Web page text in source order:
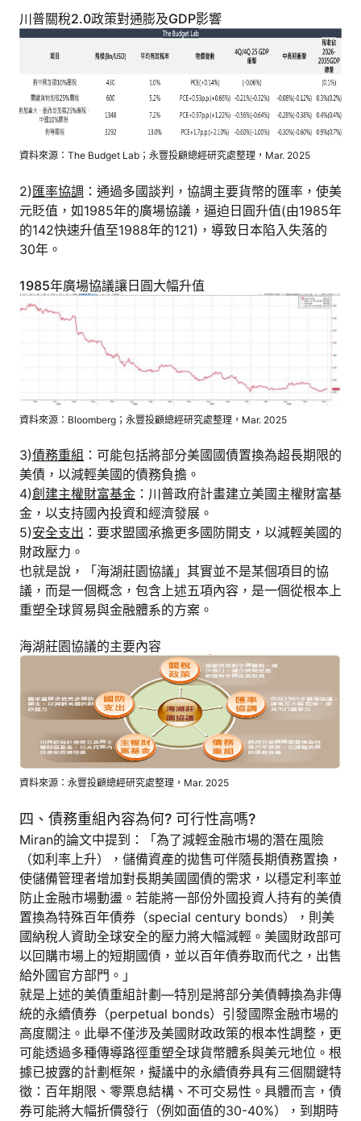
川普關稅2.0政策對通膨及GDP影響
資料來源：The Budget Lab；永豐投顧總經研究處整理，Mar. 2025
2)匯率協調 ：通過多國談判，協調主要貨幣的匯率，使美
元貶值，如1985年的廣場協議，逼迫日圓升值(由1985年
的142快速升值至1988年的121)，導致日本陷入失落的
30年。
1985年廣場協議讓日圓大幅升值
資料來源：Bloomberg；永豐投顧總經研究處整理，Mar. 2025
3)債務重組 ：可能包括將部分美國國債置換為超長期限的
美債，以減輕美國的債務負擔。
4)創建主權財富基金 ：川普政府計畫建立美國主權財富基
金，以支持國內投資和經濟發展。
5)安全支出 ：要求盟國承擔更多國防開支，以減輕美國的
財政壓力。
也就是說，「海湖莊園協議」其實並不是某個項目的協
議，而是一個概念，包含上述五項內容，是一個從根本上
重塑全球貿易與金融體系的方案。
海湖莊園協議的主要內容
資料來源：永豐投顧總經研究處整理，Mar. 2025
四、債務重組內容為何? 可行性高嗎?
Miran的論文中提到：「為了減輕金融市場的潛在風險
（如利率上升），儲備資產的拋售可伴隨長期債務置換，
使儲備管理者增加對長期美國國債的需求，以穩定利率並
防止金融市場動盪。若能將一部份外國投資人持有的美債
置換為特殊百年債券（special century bonds），則美
國納稅人資助全球安全的壓力將大幅減輕。美國財政部可
以回購市場上的短期國債，並以百年債券取而代之，出售
給外國官方部門。」
就是上述的美債重組計劃—特別是將部分美債轉換為非傳
統的永續債券（perpetual bonds）引發國際金融市場的
高度關注。此舉不僅涉及美國財政政策的根本性調整，更
可能透過多種傳導路徑重塑全球貨幣體系與美元地位。根
據已披露的計劃框架，擬議中的永續債券具有三個關鍵特
徵：百年期限、零票息結構、不可交易性。具體而言，債
券可能將大幅折價發行（例如面值的30-40%），到期時